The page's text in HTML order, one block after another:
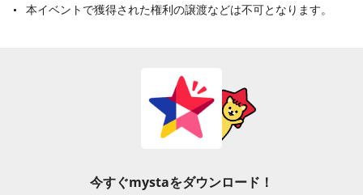
本イベントで獲得された権利の譲渡などは不可となります。
今すぐmystaをダウンロード！